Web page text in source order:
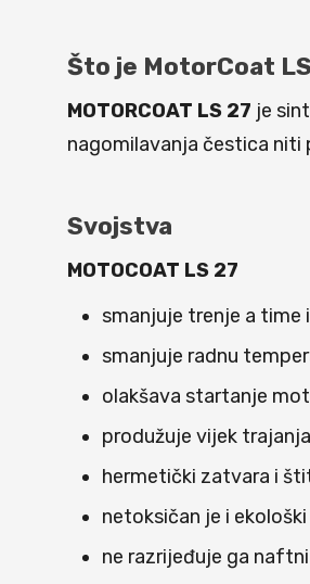
Što je MotorCoat
MOTORCOAT LS 27 je
nagomilavanja čestica niti
Svojstva
MOTOCOAT LS 27
smanjuje trenje a time
smanjuje radnu
olakšava startanje
produžuje vijek
hermetički zatvara i
netoksičan je i
ne razrijeđuje ga